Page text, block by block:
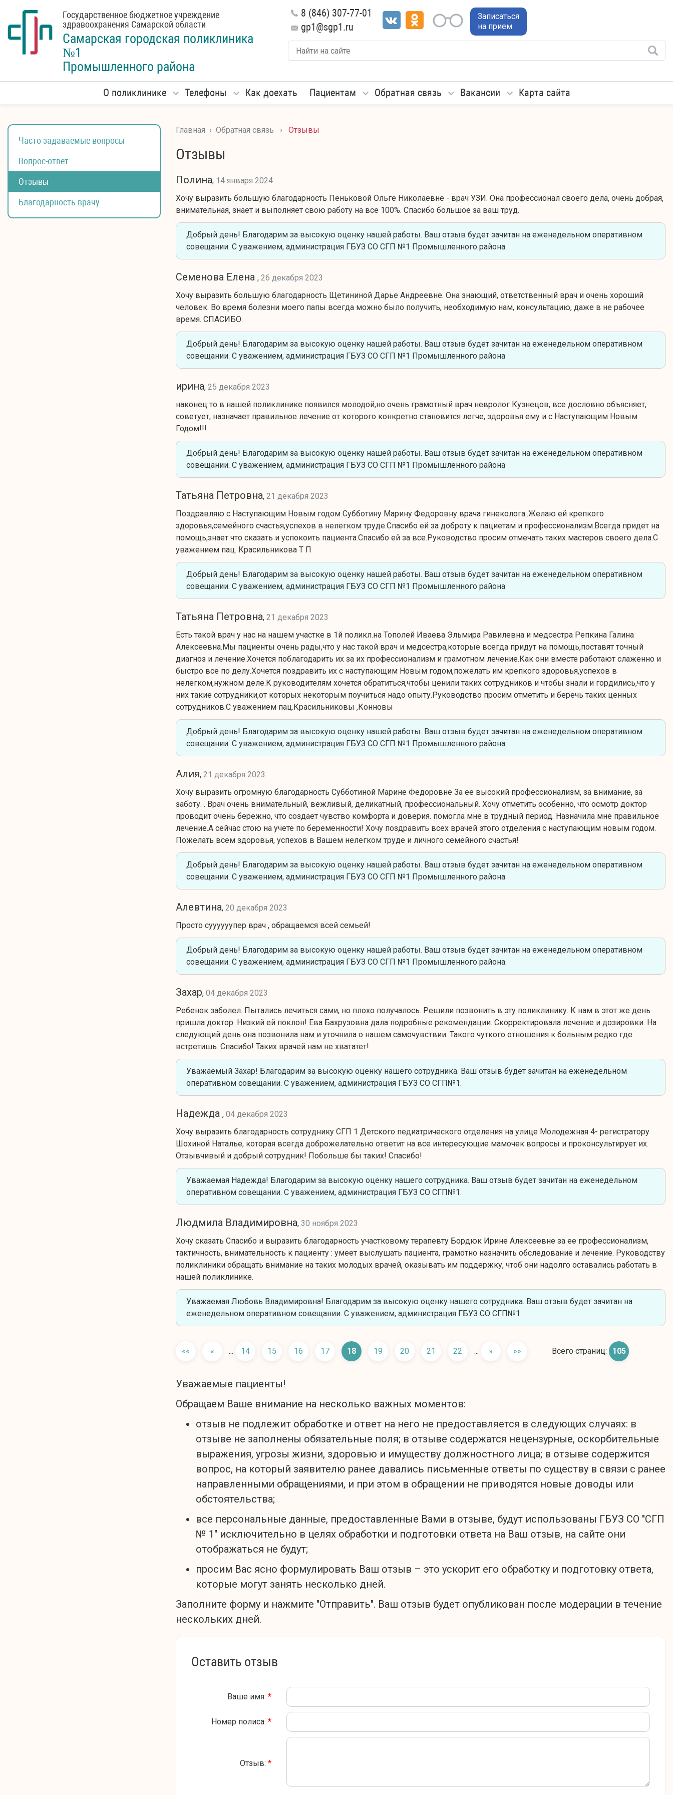
Государственное бюджетное учреждение
здравоохранения Самарской области
Самарская городская поликлиника
№1
Промышленного района
8 (846) 307-77-01
gp1@sgp1.ru
Записаться
на прием
О поликлинике Телефоны Как доехать Пациентам Обратная связь Вакансии Карта сайта
Часто задаваемые вопросы
Вопрос-ответ
Отзывы
Благодарность врачу
Главная › Обратная связь › Отзывы
Отзывы
Полина, 14 января 2024
Хочу выразить большую благодарность Пеньковой Ольге Николаевне - врач УЗИ. Она профессионал своего дела, очень добрая,
внимательная, знает и выполняет свою работу на все 100%. Спасибо большое за ваш труд.
Добрый день! Благодарим за высокую оценку нашей работы. Ваш отзыв будет зачитан на еженедельном оперативном
совещании. С уважением, администрация ГБУЗ СО СГП №1 Промышленного района.
Семенова Елена , 26 декабря 2023
Хочу выразить большую благодарность Щетининой Дарье Андреевне. Она знающий, ответственный врач и очень хороший
человек. Во время болезни моего папы всегда можно было получить, необходимую нам, консультацию, даже в не рабочее
время. СПАСИБО.
Добрый день! Благодарим за высокую оценку нашей работы. Ваш отзыв будет зачитан на еженедельном оперативном
совещании. С уважением, администрация ГБУЗ СО СГП №1 Промышленного района
ирина, 25 декабря 2023
наконец то в нашей поликлинике появился молодой,но очень грамотный врач невролог Кузнецов, все дословно объясняет,
советует, назначает правильное лечение от которого конкретно становится легче, здоровья ему и с Наступающим Новым
Годом!!!
Добрый день! Благодарим за высокую оценку нашей работы. Ваш отзыв будет зачитан на еженедельном оперативном
совещании. С уважением, администрация ГБУЗ СО СГП №1 Промышленного района
Татьяна Петровна, 21 декабря 2023
Поздравляю с Наступающим Новым годом Субботину Марину Федоровну врача гинеколога..Желаю ей крепкого
здоровья,семейного счастья,успехов в нелегком труде.Спасибо ей за доброту к пациетам и профессионализм.Всегда придет на
помощь,знает что сказать и успокоить пациента.Спасибо ей за все.Руководство просим отмечать таких мастеров своего дела.С
уважением пац. Красильникова Т П
Добрый день! Благодарим за высокую оценку нашей работы. Ваш отзыв будет зачитан на еженедельном оперативном
совещании. С уважением, администрация ГБУЗ СО СГП №1 Промышленного района
Татьяна Петровна, 21 декабря 2023
Есть такой врач у нас на нашем участке в 1й поликл.на Тополей Иваева Эльмира Равилевна и медсестра Репкина Галина
Алексеевна.Мы пациенты очень рады,что у нас такой врач и медсестра,которые всегда придут на помощь,поставят точный
диагноз и лечение.Хочется поблагодарить их за их профессионализм и грамотном лечение.Как они вместе работают слаженно и
быстро все по делу.Хочется поздравить их с наступающим Новым годом,пожелать им крепкого здоровья,успехов в
нелегком,нужном деле.К руководителям хочется обратиться,чтобы ценили таких сотрудников и чтобы знали и гордились,что у
них такие сотрудники,от которых некоторым поучиться надо опыту.Руководство просим отметить и беречь таких ценных
сотрудников.С уважением пац.Красильниковы ,Конновы
Добрый день! Благодарим за высокую оценку нашей работы. Ваш отзыв будет зачитан на еженедельном оперативном
совещании. С уважением, администрация ГБУЗ СО СГП №1 Промышленного района
Алия, 21 декабря 2023
Хочу выразить огромную благодарность Субботиной Марине Федоровне За ее высокий профессионализм, за внимание, за
заботу. . Врач очень внимательный, вежливый, деликатный, профессиональный. Хочу отметить особенно, что осмотр доктор
проводит очень бережно, что создает чувство комфорта и доверия. помогла мне в трудный период. Назначила мне правильное
лечение.А сейчас стою на учете по беременности! Хочу поздравить всех врачей этого отделения с наступающим новым годом.
Пожелать всем здоровья, успехов в Вашем нелегком труде и личного семейного счастья!
Добрый день! Благодарим за высокую оценку нашей работы. Ваш отзыв будет зачитан на еженедельном оперативном
совещании. С уважением, администрация ГБУЗ СО СГП №1 Промышленного района
Алевтина, 20 декабря 2023
Просто суууууупер врач , обращаемся всей семьей!
Добрый день! Благодарим за высокую оценку нашей работы. Ваш отзыв будет зачитан на еженедельном оперативном
совещании. С уважением, администрация ГБУЗ СО СГП №1 Промышленного района.
Захар, 04 декабря 2023
Ребенок заболел. Пытались лечиться сами, но плохо получалось. Решили позвонить в эту поликлинику. К нам в этот же день
пришла доктор. Низкий ей поклон! Ева Бахрузовна дала подробные рекомендации. Скорректировала лечение и дозировки. На
следующий день она позвонила нам и уточнила о нашем самочувствии. Такого чуткого отношения к больным редко где
встретишь. Спасибо! Таких врачей нам не хвататет!
Уважаемый Захар! Благодарим за высокую оценку нашего сотрудника. Ваш отзыв будет зачитан на еженедельном
оперативном совещании. С уважением, администрация ГБУЗ СО СГП№1.
Надежда , 04 декабря 2023
Хочу выразить благодарность сотруднику СГП 1 Детского педиатрического отделения на улице Молодежная 4- регистратору
Шохиной Наталье, которая всегда доброжелательно ответит на все интересующие мамочек вопросы и проконсультирует их.
Отзывчивый и добрый сотрудник! Побольше бы таких! Спасибо!
Уважаемая Надежда! Благодарим за высокую оценку нашего сотрудника. Ваш отзыв будет зачитан на еженедельном
оперативном совещании. С уважением, администрация ГБУЗ СО СГП№1.
Людмила Владимировна, 30 ноября 2023
Хочу сказать Спасибо и выразить благодарность участковому терапевту Бордюк Ирине Алексеевне за ее профессионализм,
тактичность, внимательность к пациенту : умеет выслушать пациента, грамотно назначить обследование и лечение. Руководству
поликлиники обращать внимание на таких молодых врачей, оказывать им поддержку, чтоб они надолго оставались работать в
нашей поликлинике.
Уважаемая Любовь Владимировна! Благодарим за высокую оценку нашего сотрудника. Ваш отзыв будет зачитан на
еженедельном оперативном совещании. С уважением, администрация ГБУЗ СО СГП№1.
«« « ... 14 15 16 17 18 19 20 21 22 ... » »» Всего страниц: 105
Уважаемые пациенты!
Обращаем Ваше внимание на несколько важных моментов:
отзыв не подлежит обработке и ответ на него не предоставляется в следующих случаях: в
отзыве не заполнены обязательные поля; в отзыве содержатся нецензурные, оскорбительные
выражения, угрозы жизни, здоровью и имуществу должностного лица; в отзыве содержится
вопрос, на который заявителю ранее давались письменные ответы по существу в связи с ранее
направленными обращениями, и при этом в обращении не приводятся новые доводы или
обстоятельства;
все персональные данные, предоставленные Вами в отзыве, будут использованы ГБУЗ СО "СГП
№ 1" исключительно в целях обработки и подготовки ответа на Ваш отзыв, на сайте они
отображаться не будут;
просим Вас ясно формулировать Ваш отзыв – это ускорит его обработку и подготовку ответа,
которые могут занять несколько дней.
Заполните форму и нажмите "Отправить". Ваш отзыв будет опубликован после модерации в течение
нескольких дней.
Оставить отзыв
Ваше имя: *
Номер полиса: *
Отзыв: *